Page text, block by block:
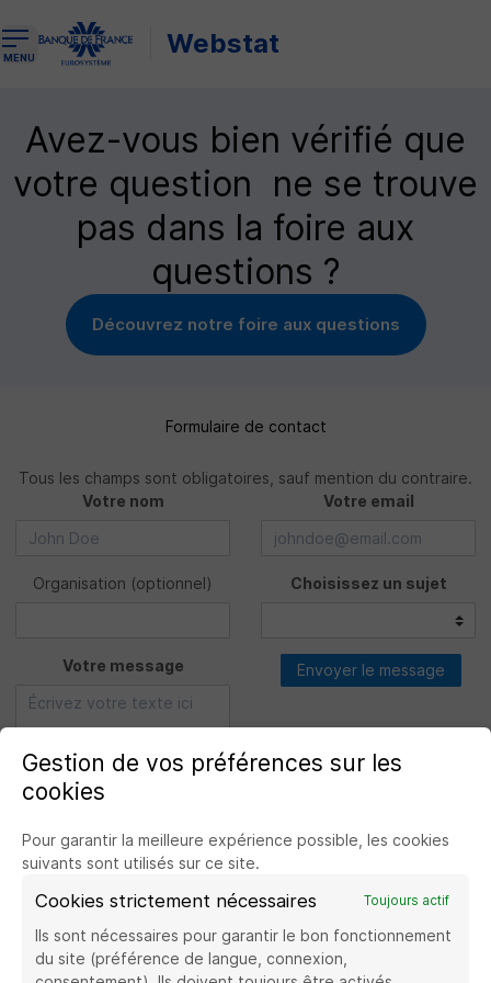
Ouvrir le menu de navigation
MENU Webstat
Avez-vous bien vérifié que
votre question ne se trouve
pas dans la foire aux
questions ?
Découvrez notre foire aux questions
Formulaire de contact
Tous les champs sont obligatoires, sauf mention du contraire.
Votre nom
Votre email
Organisation (optionnel) Choisissez un sujet
Votre message Envoyer le message
Voir le site de la Banque de France
Gestion de vos préférences sur les
cookies
Pour garantir la meilleure expérience possible, les cookies
suivants sont utilisés sur ce site.
Cookies strictement nécessaires Toujours actif
Ils sont nécessaires pour garantir le bon fonctionnement
du site (préférence de langue, connexion,